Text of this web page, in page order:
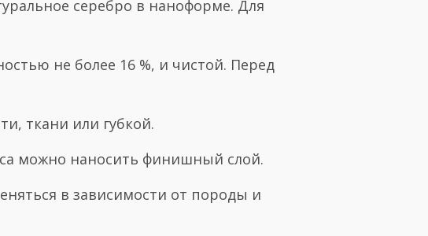
серебро в наноформе. Для
не более 16 %, и чистой. Перед
ткани или губкой.
можно наносить финишный слой.
в зависимости от породы и